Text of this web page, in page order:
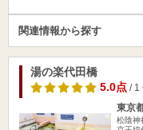
関連情報から探す
湯の楽代田橋
5.0点/ 1
東京
松陰神